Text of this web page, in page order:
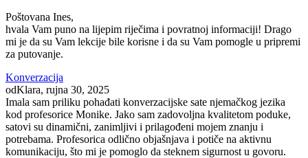
Poštovana Ines,
hvala Vam puno na lijepim riječima i povratnoj informaciji! Drago
mi je da su Vam lekcije bile korisne i da su Vam pomogle u pripremi
za putovanje.
Konverzacija
odKlara, rujna 30, 2025
Imala sam priliku pohađati konverzacijske sate njemačkog jezika
kod profesorice Monike. Jako sam zadovoljna kvalitetom poduke,
satovi su dinamični, zanimljivi i prilagođeni mojem znanju i
potrebama. Profesorica odlično objašnjava i potiče na aktivnu
komunikaciju, što mi je pomoglo da steknem sigurnost u govoru.